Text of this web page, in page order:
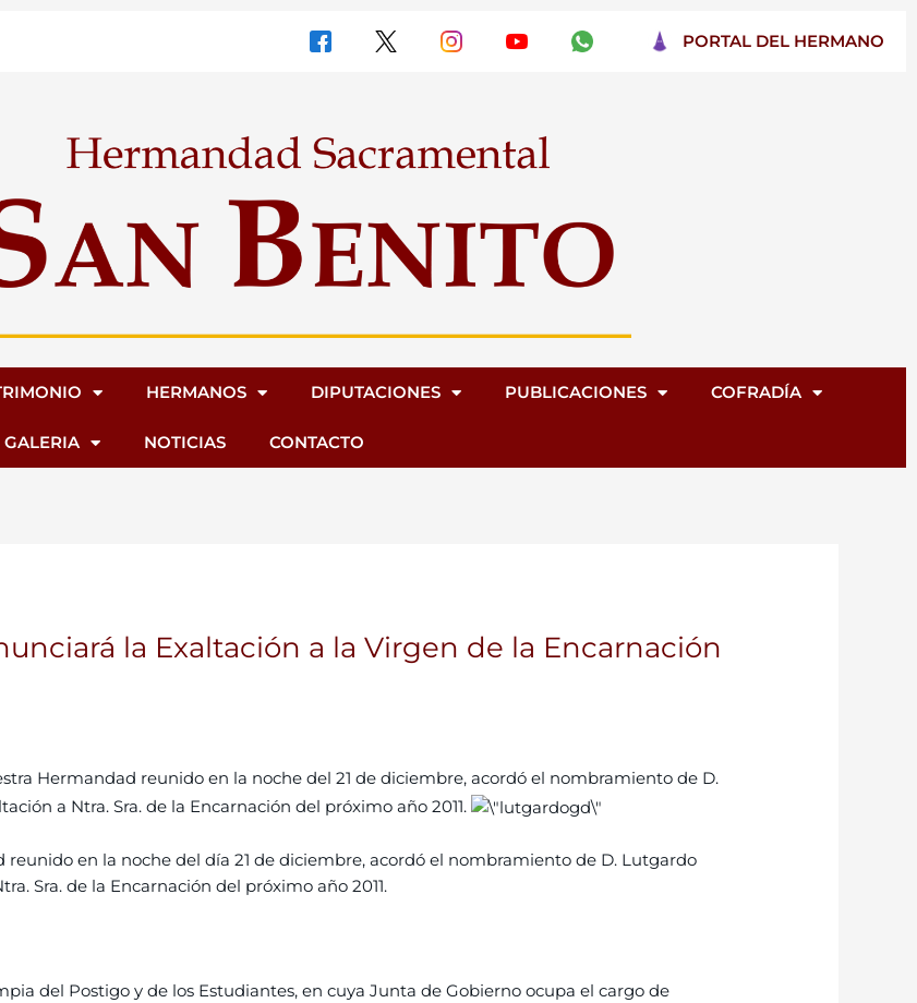
PORTAL DEL HERMANO
HERMANOS DIPUTACIONES PUBLICACIONES COFRADÍA
GALERIA NOTICIAS CONTACTO
la Exaltación a la Virgen de la Encarnación
Hermandad reunido en la noche del 21 de diciembre, acordó el nombramiento de D.
a Ntra. Sra. de la Encarnación del próximo año 2011.
en la noche del día 21 de diciembre, acordó el nombramiento de D. Lutgardo
Sra. de la Encarnación del próximo año 2011.
del Postigo y de los Estudiantes, en cuya Junta de Gobierno ocupa el cargo de